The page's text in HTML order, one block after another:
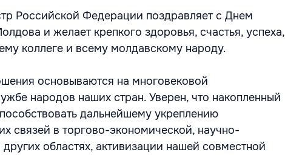
Российской Федерации поздравляет с Днем
и желает крепкого здоровья, счастья, успеха,
коллеге и всему молдавскому народу.
основываются на многовековой
народов наших стран. Уверен, что накопленный
дальнейшему укреплению
связей в торгово-экономической, научно-
областях, активизации нашей совместной